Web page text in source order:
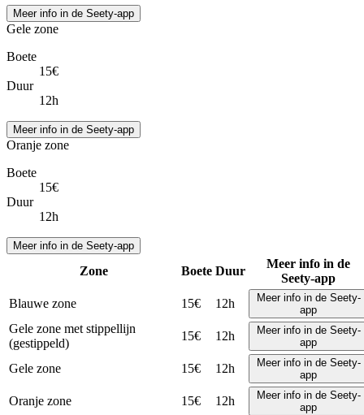
Meer info in de Seety-app
Gele zone
Boete
15€
Duur
12h
Meer info in de Seety-app
Oranje zone
Boete
15€
Duur
12h
Meer info in de Seety-app
Zone Boete Duur
Meer info in de
Seety-app
Blauwe zone
15€ 12h
Meer info in de Seety-
app
Gele zone met stippellijn
(gestippeld)
15€ 12h
Meer info in de Seety-
app
Gele zone 15€ 12h
Meer info in de Seety-
app
Oranje zone 15€ 12h
Meer info in de Seety-
app